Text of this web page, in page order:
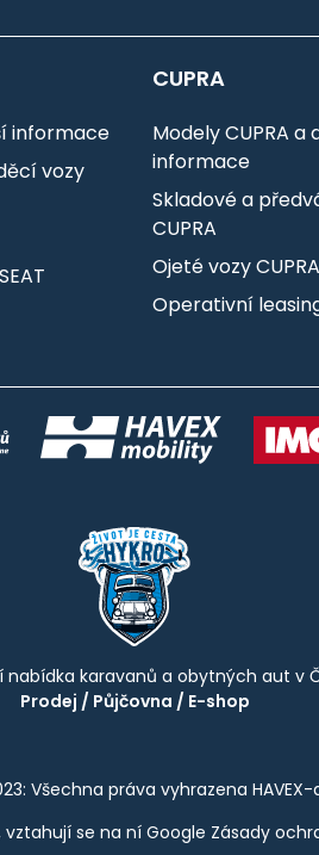
informace
vozy
CUPRA
Modely CUPRA a
informace
Skladové a
CUPRA
Ojeté vozy CUPRA
Operativní
nabídka karavanů a obytných aut v
Prodej / Půjčovna / E-shop
Všechna práva vyhrazena HAVEX-
se na ní Google Zásady